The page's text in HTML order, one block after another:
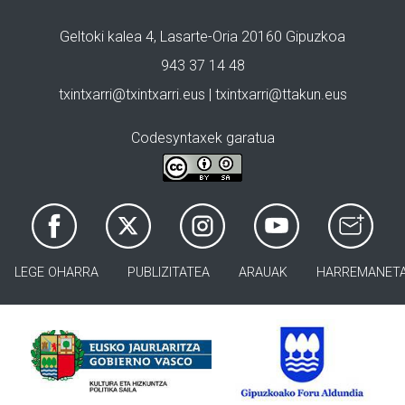
Geltoki kalea 4, Lasarte-Oria 20160 Gipuzkoa
943 37 14 48
txintxarri@txintxarri.eus | txintxarri@ttakun.eus
Codesyntaxek garatua
LEGE OHARRA PUBLIZITATEA ARAUAK